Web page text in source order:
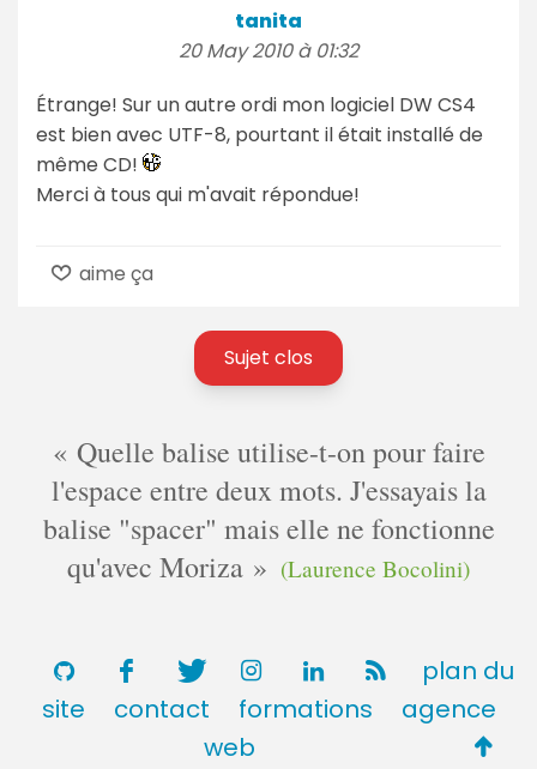
tanita
20 May 2010 à 01:32
Étrange! Sur un autre ordi mon logiciel DW CS4
est bien avec UTF-8, pourtant il était installé de
même CD!
Merci à tous qui m'avait répondue!
aime ça
Sujet clos
Quelle balise utilise-t-on pour faire
l'espace entre deux mots. J'essayais la
balise "spacer" mais elle ne fonctionne
qu'avec Moriza
(Laurence Bocolini)
plan du
site
contact formations
agence
web